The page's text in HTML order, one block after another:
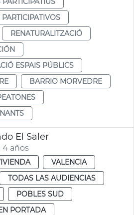
RENATURALITZACIÓ
ESPAIS PÚBLICS
BARRIO MORVEDRE
El Saler
años
VALENCIA
TODAS LAS AUDIENCIAS
POBLES SUD
PORTADA